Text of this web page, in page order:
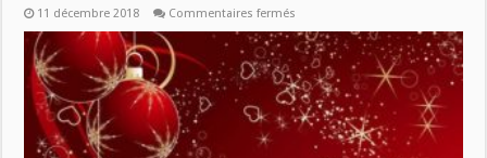
11 décembre 2018 Commentaires fermés
Noël
avec
Radio
Plus